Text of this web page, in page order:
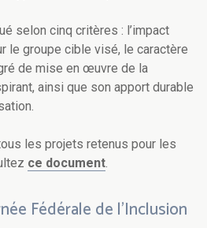
selon cinq critères : l’impact
le groupe cible visé, le caractère
de mise en œuvre de la
ainsi que son apport durable
les projets retenus pour les
ce document.
Fédérale de l’Inclusion